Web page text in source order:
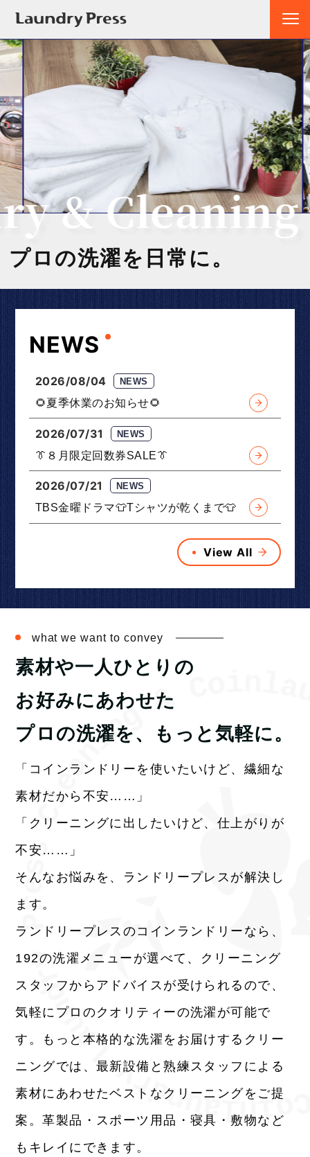
Cleaning
プロの洗濯を日常に。
NEWS
2026/08/04 NEWS
🌻夏季休業のお知らせ🌻
2026/07/31 NEWS
👔８月限定回数券SALE👔
2026/07/21 NEWS
TBS金曜ドラマ👕Tシャツが乾くまで👕
View All
what we want to convey
素材や一人ひとりの
お好みにあわせた
プロの洗濯を、もっと気軽に。
「コインランドリーを使いたいけど、繊細な
素材だから不安……」
「クリーニングに出したいけど、仕上がりが
不安……」
そんなお悩みを、ランドリープレスが解決し
ます。
ランドリープレスのコインランドリーなら、
192の洗濯メニューが選べて、クリーニング
スタッフからアドバイスが受けられるので、
気軽にプロのクオリティーの洗濯が可能で
す。もっと本格的な洗濯をお届けするクリー
ニングでは、最新設備と熟練スタッフによる
素材にあわせたベストなクリーニングをご提
案。革製品・スポーツ用品・寝具・敷物など
もキレイにできます。
o
i
n
l
a
u
n
d
r
y
L
a
u
n
d
r
y
P
r
e
s
s
C
l
e
a
n
i
n
g& C